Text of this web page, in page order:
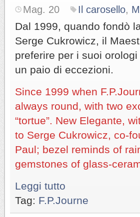
Mag. 20 Il carosello,
Dal 1999, quando fondò
Serge Cukrowicz, il
preferire per i suoi
un paio di eccezioni.
Since 1999 when
always round, with two
“tortue”. New Elegante,
to Serge Cukrowicz, co-
Paul; bezel reminds of
gemstones of glass-
Leggi tutto
Tag: F.P.Journe